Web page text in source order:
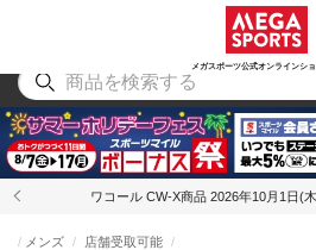
メガスポーツ公式オンラインシ
アウトドア
ワコール CW-X商品 2026年10月1日(
メンズ 店舗受取可能